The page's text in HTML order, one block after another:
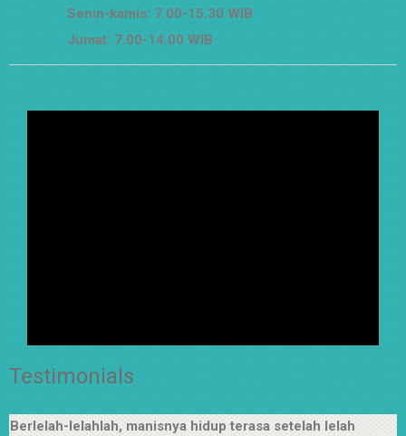
Senin-kamis: 7.00-15.30 WIB
Jumat: 7.00-14.00 WIB
Testimonials
Berlelah-lelahlah, manisnya hidup terasa setelah lelah